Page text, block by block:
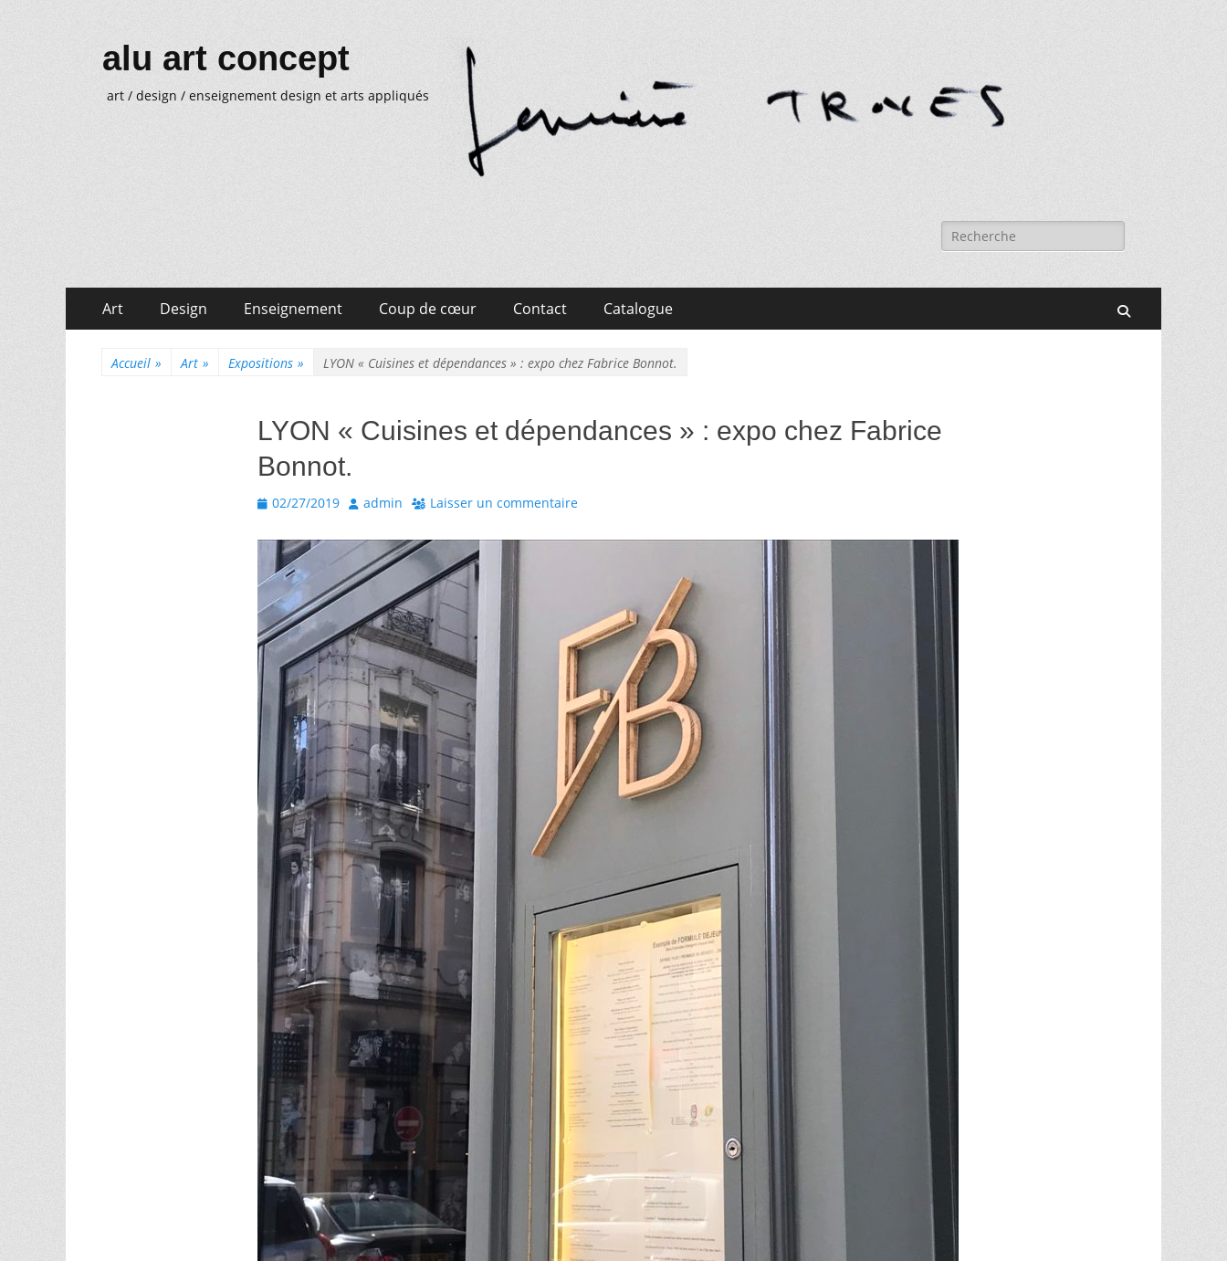
alu art concept
art / design / enseignement design et arts appliqués
Rechercher :
Menu
principal
Art Design Enseignement Coup de cœur Contact Catalogue
secondaire
Accueil » Art » Expositions » LYON « Cuisines et dépendances » : expo chez Fabrice Bonnot.
LYON « Cuisines et dépendances » : expo chez Fabrice
Bonnot.
Posted
02/27/2019 Author
admin Laisser un commentaire